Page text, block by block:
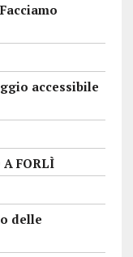
accessibile
A FORLÌ
delle